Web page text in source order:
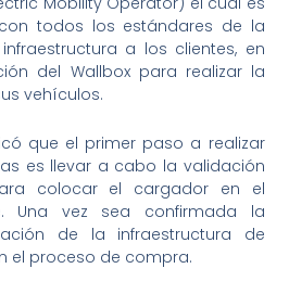
todos los estándares de la
a los clientes, en
del Wallbox para realizar la
vehículos.
que el primer paso a realizar
es llevar a cabo la validación
colocar el cargador en el
Una vez sea confirmada la
de la infraestructura de
el proceso de compra.